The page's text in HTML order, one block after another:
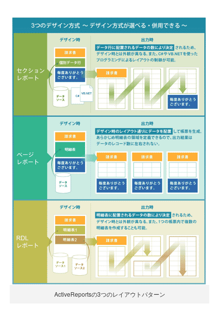
ActiveReportsの3つのレイアウトパターン